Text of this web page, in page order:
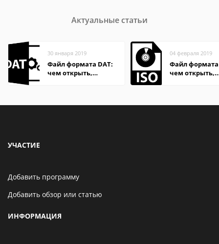
Актуальные статьи
30 января 2019
Файл формата DAT:
чем открыть,
04 февраля 2019
Файл формата
чем открыть,
УЧАСТИЕ
Добавить программу
Добавить обзор или статью
ИНФОРМАЦИЯ